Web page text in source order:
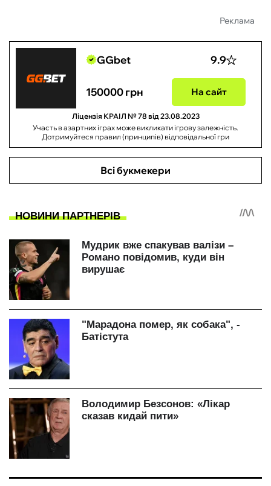
Реклама
GGbet 9.9
150000 грн На сайт
Ліцензія КРАІЛ № 78 від 23.08.2023
Участь в азартних іграх може викликати ігрову залежність.
Дотримуйтеся правил (принципів) відповідальної гри
Всі букмекери